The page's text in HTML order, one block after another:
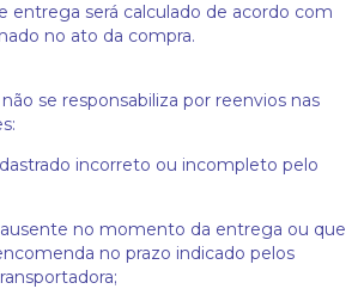
entrega será calculado de acordo com
no ato da compra.
se responsabiliza por reenvios nas
incorreto ou incompleto pelo
no momento da entrega ou que
no prazo indicado pelos